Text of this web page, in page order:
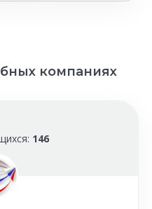
компаниях
146